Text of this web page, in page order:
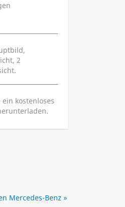
2
kostenloses
Mercedes-Benz »